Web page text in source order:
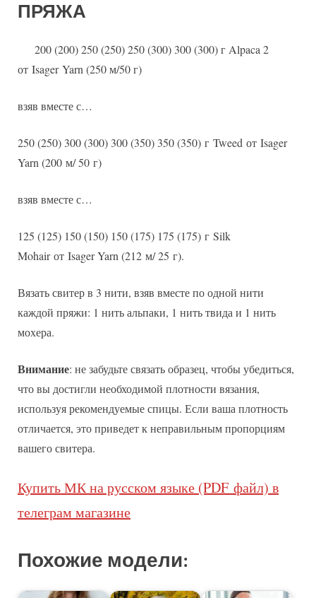
ПРЯЖА
200 (200) 250 (250) 250 (300) 300 (300) г Alpaca 2
от Isager Yarn (250 м/50 г)
взяв вместе с…
250 (250) 300 (300) 300 (350) 350 (350) г Tweed от Isager
Yarn (200 м/ 50 г)
взяв вместе с…
125 (125) 150 (150) 150 (175) 175 (175) г Silk
Mohair от Isager Yarn (212 м/ 25 г).
Вязать свитер в 3 нити, взяв вместе по одной нити
каждой пряжи: 1 нить альпаки, 1 нить твида и 1 нить
мохера.
Внимание: не забудьте связать образец, чтобы убедиться,
что вы достигли необходимой плотности вязания,
используя рекомендуемые спицы. Если ваша плотность
отличается, это приведет к неправильным пропорциям
вашего свитера.
Купить МК на русском языке (PDF файл) в
телеграм магазине
Похожие модели: